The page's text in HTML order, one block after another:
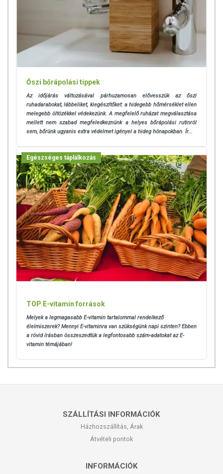
Őszi bőrápolási tippek
Az időjárás változásával párhuzamosan elővesszük az őszi
ruhadarabokat, lábbeliket, kiegészítőket: a hidegebb hőmérséklet ellen
melegebb öltözékkel védekezünk. A megfelelő ruházat megválasztása
mellett nem szabad megfeledkeznünk a helyes bőrápolási rutinról
sem, bőrünk ugyanis extra védelmet igényel a hideg hónapokban. Ír...
Egészséges táplálkozás
TOP E-vitamin források
Melyek a legmagasabb E-vitamin tartalommal rendelkező
élelmiszerek? Mennyi E-vitaminra van szükségünk napi szinten? Ebben
a rövid írásban összeszedtük a legfontosabb szám-adatokat az E-
vitamin témájában!
SZÁLLÍTÁSI INFORMÁCIÓK
Házhozszállítás, Árak
Átvételi pontok
INFORMÁCIÓK